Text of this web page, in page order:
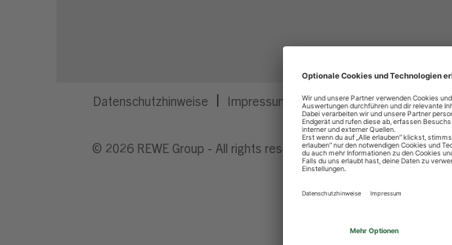
Datenschutzhinweise Impressum Privatsphäre-Einstellungen
© 2026 REWE Group - All rights reserved